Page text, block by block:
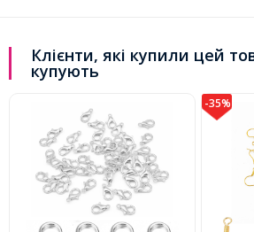
Клієнти, які купили цей
купують
-35%